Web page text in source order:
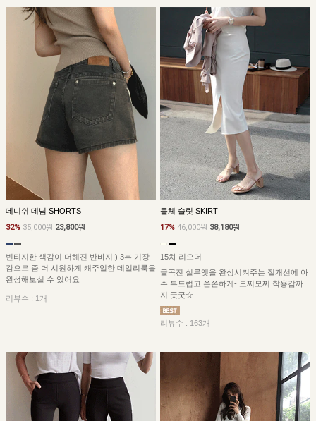
데니쉬 데님 SHORTS
32% 35,000원 23,800원
빈티지한 색감이 더해진 반바지:) 3부 기장
감으로 좀 더 시원하게 캐주얼한 데일리룩을
완성해보실 수 있어요
리뷰수 : 1개
돌체 슬릿 SKIRT
17% 46,000원 38,180원
15차 리오더
굴곡진 실루엣을 완성시켜주는 절개선에 아
주 부드럽고 쫀쫀하게- 모찌모찌 착용감까
지 굿굿☆
리뷰수 : 163개